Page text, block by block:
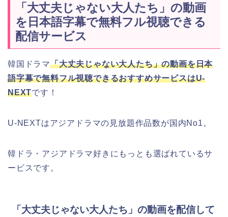
「大丈夫じゃない大人たち」の動画
を日本語字幕で無料フル視聴できる
配信サービス
韓国ドラマ「大丈夫じゃない大人たち」の動画を日本
語字幕で無料フル視聴できるおすすめサービスはU-
NEXTです！
U-NEXTはアジアドラマの見放題作品数が国内No1。
韓ドラ・アジアドラマ好きにもっとも選ばれているサ
ービスです。
「大丈夫じゃない大人たち」の動画を配信して